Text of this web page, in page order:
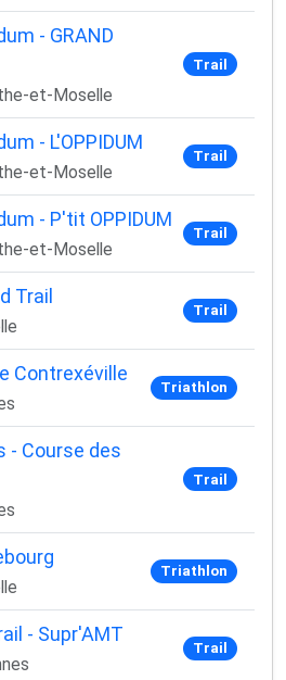
- GRAND
et-Moselle
Trail
- L'OPPIDUM
et-Moselle
Trail
- P'tit OPPIDUM
et-Moselle
Trail
Trail
Trail
Contrexéville
Triathlon
- Course des
Trail
Triathlon
- Supr'AMT
Trail